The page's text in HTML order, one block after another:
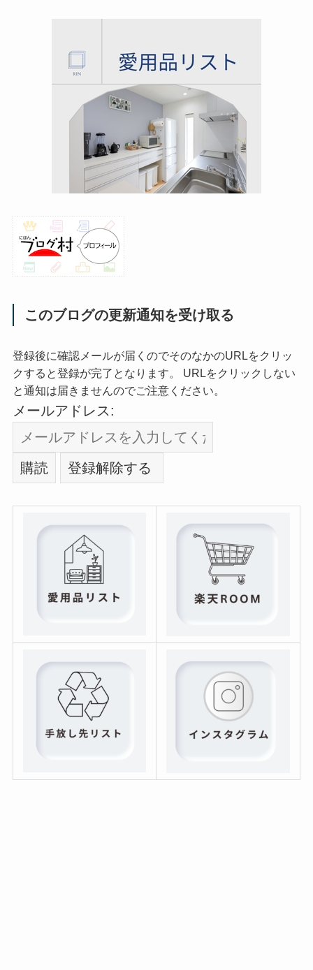
このブログの更新通知を受け取る
登録後に確認メールが届くのでそのなかのURLをクリッ
クすると登録が完了となります。 URLをクリックしない
と通知は届きませんのでご注意ください。
メールアドレス: